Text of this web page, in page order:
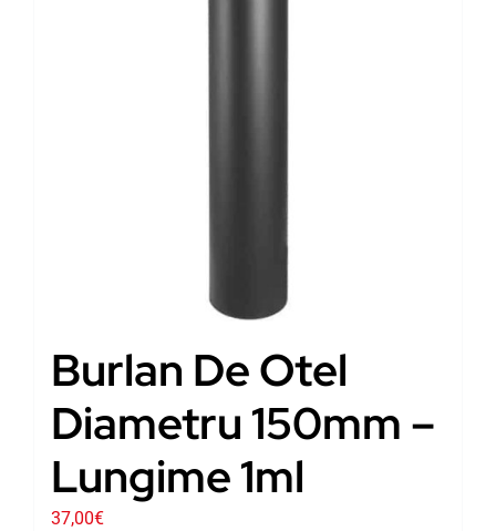
Burlan De Otel
Diametru 150mm –
Lungime 1ml
37,00€